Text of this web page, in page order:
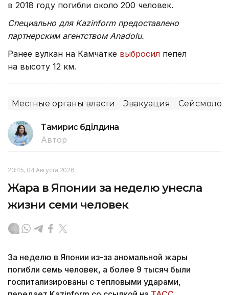
в 2018 году погибли около 200 человек.
Специально для Kazinform предоставлено
партнерским агентством Anadolu.
Ранее вулкан на Камчатке выбросил пепел
на высоту 12 км.
Местные органы власти Эвакуация
Тамирис Әбділдина
Автор
23:45, 04 Августа 2026
Жара в Японии за неделю унесла
жизни семи человек
За неделю в Японии из-за аномальной жары
погибли семь человек, а более 9 тысяч были
госпитализированы с тепловыми ударами,